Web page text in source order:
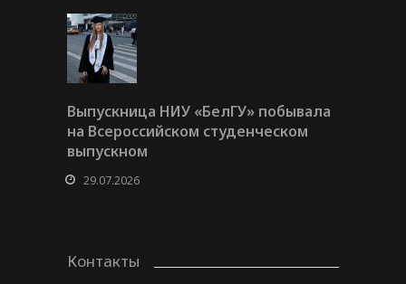
Выпускница НИУ «БелГУ» побывала
на Всероссийском студенческом
выпускном
29.07.2026
Контакты